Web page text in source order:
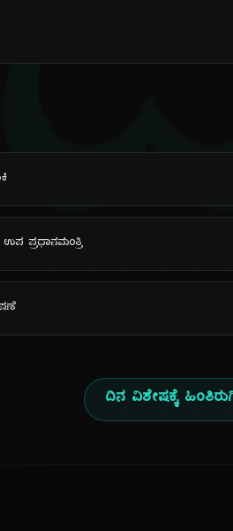
ಪ್ರಧಾನಮಂತ್ರಿ
ದಿನ ವಿಶೇಷಕ್ಕೆ